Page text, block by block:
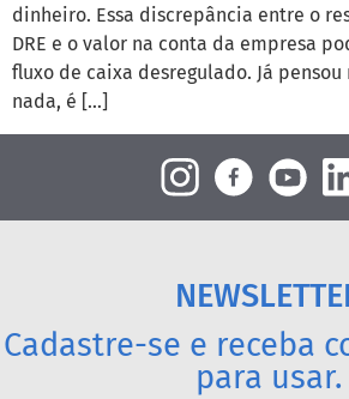
dinheiro. Essa discrepância entre o
DRE e o valor na conta da empresa
fluxo de caixa desregulado. Já pensou
nada, é […]
Cadastre-se e receba
para usar.